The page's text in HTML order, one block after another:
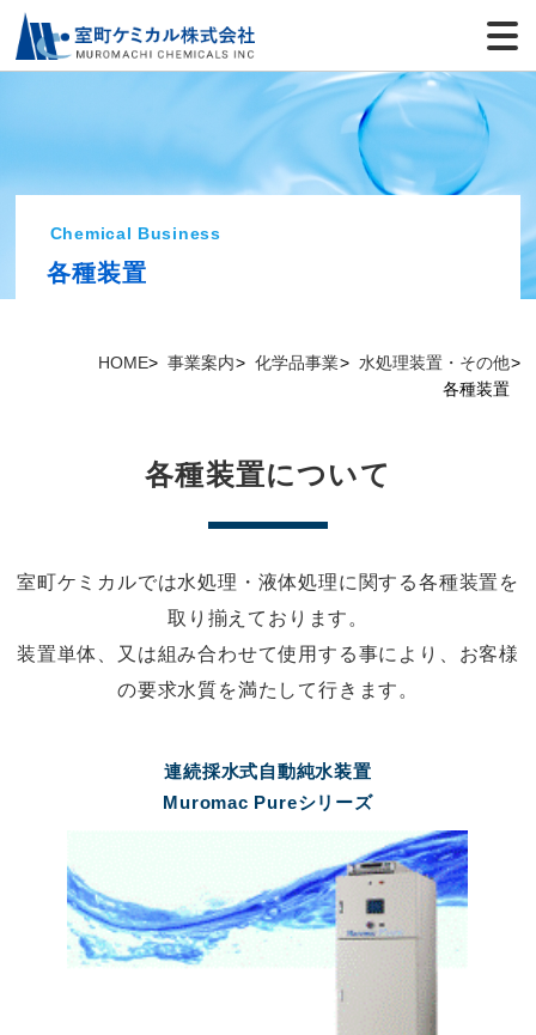
HOME 事業案内 化学品事業
水処理装置・その他
各種装置
Chemical Business
各種装置
各種装置について
室町ケミカルでは水処理・液体処理に関する各種装置を
取り揃えております。
装置単体、又は組み合わせて使用する事により、お客様
の要求水質を満たして行きます。
連続採水式自動純水装置
Muromac Pureシリーズ